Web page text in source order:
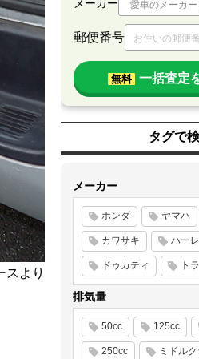
スより
メーカー
郵便番号
無料 一括査定
タグで
メーカー
ホンダ ヤマハ
カワサキ ハー
ドゥカティ ト
排気量
50cc 125cc
250cc ミドル